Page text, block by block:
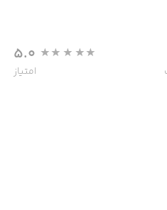
5.0
امتیاز